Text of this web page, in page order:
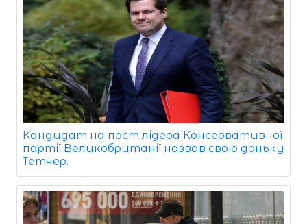
Кандидат на пост лідера Консервативної
партії Великобританії назвав свою доньку
Тетчер.